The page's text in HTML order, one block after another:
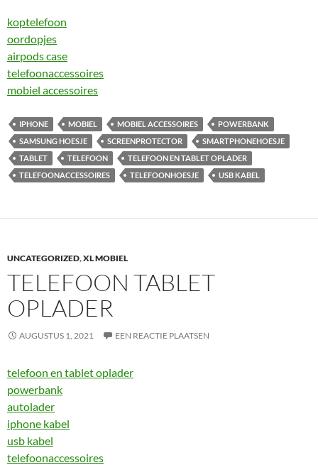
koptelefoon
oordopjes
airpods case
telefoonaccessoires
mobiel accessoires
IPHONE MOBIEL MOBIEL ACCESSOIRES
POWERBANK
SAMSUNG HOESJE
SCREENPROTECTOR
SMARTPHONEHOESJE
TABLET
TELEFOON
TELEFOON EN TABLET OPLADER
TELEFOONACCESSOIRES
TELEFOONHOESJE USB KABEL
UNCATEGORIZED,XL MOBIEL
TELEFOON TABLET
OPLADER
AUGUSTUS 1, 2021 EEN REACTIE PLAATSEN
telefoon en tablet oplader
powerbank
autolader
iphone kabel
usb kabel
telefoonaccessoires